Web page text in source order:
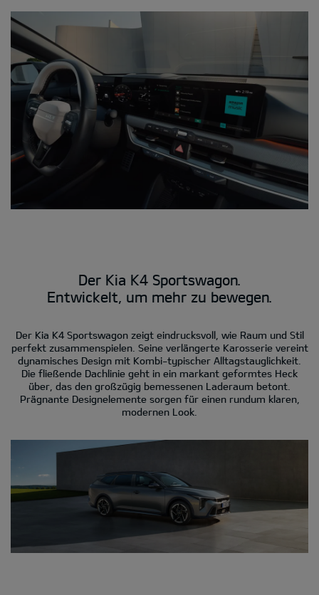
Der Kia K4 Sportswagon.
Entwickelt, um mehr zu bewegen.
Der Kia K4 Sportswagon zeigt eindrucksvoll, wie Raum und Stil
perfekt zusammenspielen. Seine verlängerte Karosserie vereint
dynamisches Design mit Kombi-typischer Alltagstauglichkeit.
Die fließende Dachlinie geht in ein markant geformtes Heck
über, das den großzügig bemessenen Laderaum betont.
Prägnante Designelemente sorgen für einen rundum klaren,
modernen Look.